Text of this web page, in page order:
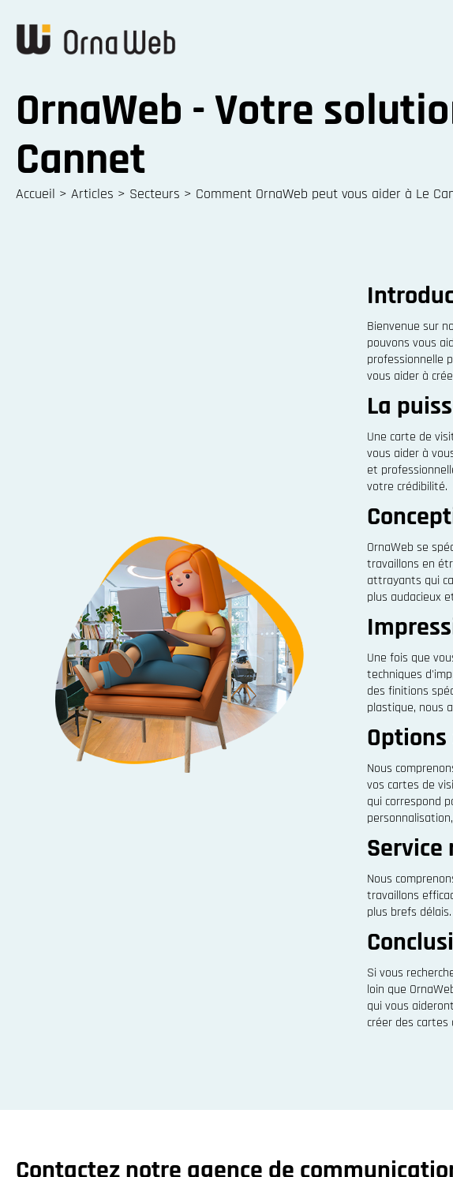
OrnaWeb - Votre
Cannet
Accueil > Articles > Secteurs > Comment OrnaWeb peut vous aider à Le
Bienvenue sur
pouvons vous
professionnelle
vous aider à
La
Une carte de
vous aider à
et
votre crédibilité.
OrnaWeb se
travaillons en
attrayants qui
plus audacieux
Une fois que
techniques
des finitions
plastique, nous
Nous
vos cartes de
qui correspond
Nous
travaillons
plus brefs
Si vous
loin que
qui vous
créer des
Contactez notre agence de